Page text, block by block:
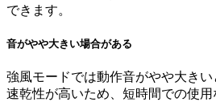
できます。
音がやや大きい場合がある
強風モードでは動作音がやや大きい
速乾性が高いため、短時間での使